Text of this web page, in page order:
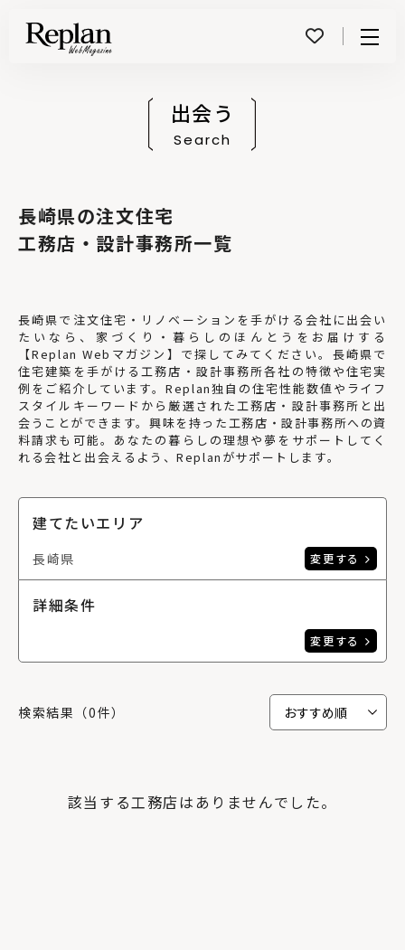
出会う
Search
長崎県の注文住宅
工務店・設計事務所一覧
長崎県で注文住宅・リノベーションを手がける会社に出会い
たいなら、家づくり・暮らしのほんとうをお届けする
【Replan Webマガジン】で探してみてください。長崎県で
住宅建築を手がける工務店・設計事務所各社の特徴や住宅実
例をご紹介しています。Replan独自の住宅性能数値やライフ
スタイルキーワードから厳選された工務店・設計事務所と出
会うことができます。興味を持った工務店・設計事務所への資
料請求も可能。あなたの暮らしの理想や夢をサポートしてく
れる会社と出会えるよう、Replanがサポートします。
建てたいエリア
長崎県 変更する
詳細条件
変更する
検索結果（0件）
該当する工務店はありませんでした。